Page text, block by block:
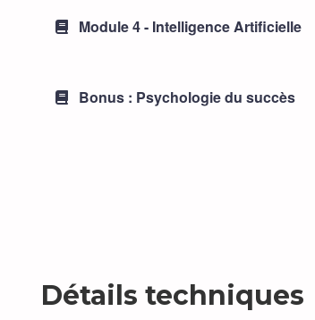
Module 4 - Intelligence Artificielle
Bonus : Psychologie du succès
Détails techniques